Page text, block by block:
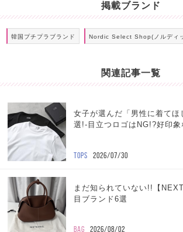
掲載ブランド
韓国プチプラブランド Nordic Select Shop(ノルディ
関連記事一覧
女子が選んだ「男性に着てほ
選!-目立つロゴはNG!?好印象
TOPS 2026/07/30
まだ知られていない!!【
目ブランド6選
BAG 2026/08/02